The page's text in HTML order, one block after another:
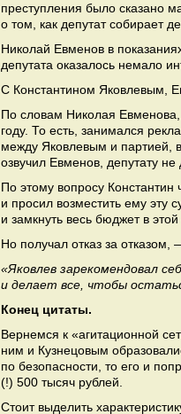
преступления было сказано
о том, как депутат собирает
Николай Евменов в
депутата оказалось немало
С Константином Яковлевым,
По словам Николая
году. То есть, занимался
между Яковлевым и партией,
озвучил Евменов, депутату
По этому вопросу
и просил возместить ему эту
и замкнуть весь бюджет в
Но получал отказ за отказом,
«Яковлев зарекомендовал
и делает все, чтобы
Конец цитаты.
Вернемся к «агитационной
ним и Кузнецовым
по безопасности, то его и
(!) 500 тысяч рублей.
Стоит выделить